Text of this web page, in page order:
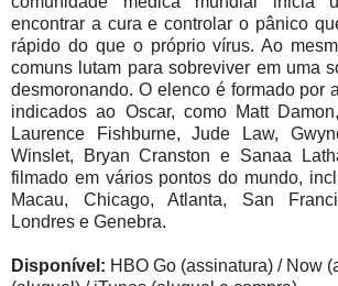
encontrar a cura e controlar o pânico
rápido do que o próprio vírus. Ao
comuns lutam para sobreviver em uma
desmoronando. O elenco é formado por
indicados ao Oscar, como Matt
Laurence Fishburne, Jude Law,
Winslet, Bryan Cranston e Sanaa
filmado em vários pontos do mundo,
Macau, Chicago, Atlanta, San
Londres e Genebra.
Disponível: HBO Go (assinatura) / Now